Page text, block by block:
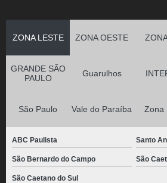
ZONA LESTE ZONA OESTE
GRANDE SÃO
PAULO
Guarulhos
São Paulo Vale do Paraíba Zona
ABC Paulista Santo
São Bernardo do Campo São
São Caetano do Sul